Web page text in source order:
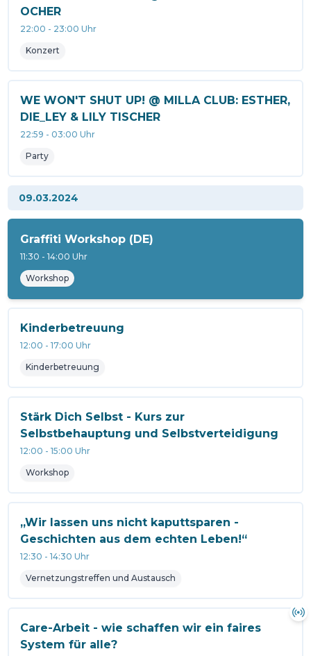
OCHER
22:00 - 23:00 Uhr
Konzert
WE WON'T SHUT UP! @ MILLA CLUB: ESTHER,
DIE_LEY & LILY TISCHER
22:59 -03:00 Uhr
Party
09.03.2024
Graffiti Workshop (DE)
11:30 -14:00 Uhr
Workshop
Kinderbetreuung
12:00 -17:00 Uhr
Kinderbetreuung
Stärk Dich Selbst - Kurs zur
Selbstbehauptung und Selbstverteidigung
12:00 -15:00 Uhr
Workshop
„Wir lassen uns nicht kaputtsparen -
Geschichten aus dem echten Leben!“
12:30 -14:30 Uhr
Vernetzungstreffen und Austausch
Care-Arbeit - wie schaffen wir ein faires
System für alle?